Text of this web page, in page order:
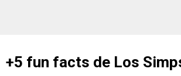
+5 fun facts de Los